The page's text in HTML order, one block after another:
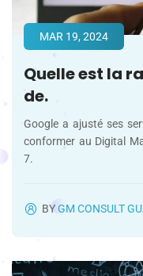
Quelle est la
de.
Google a ajusté ses
conformer au Digital
7.
MAR 19, 2024
BYGM CONSULT